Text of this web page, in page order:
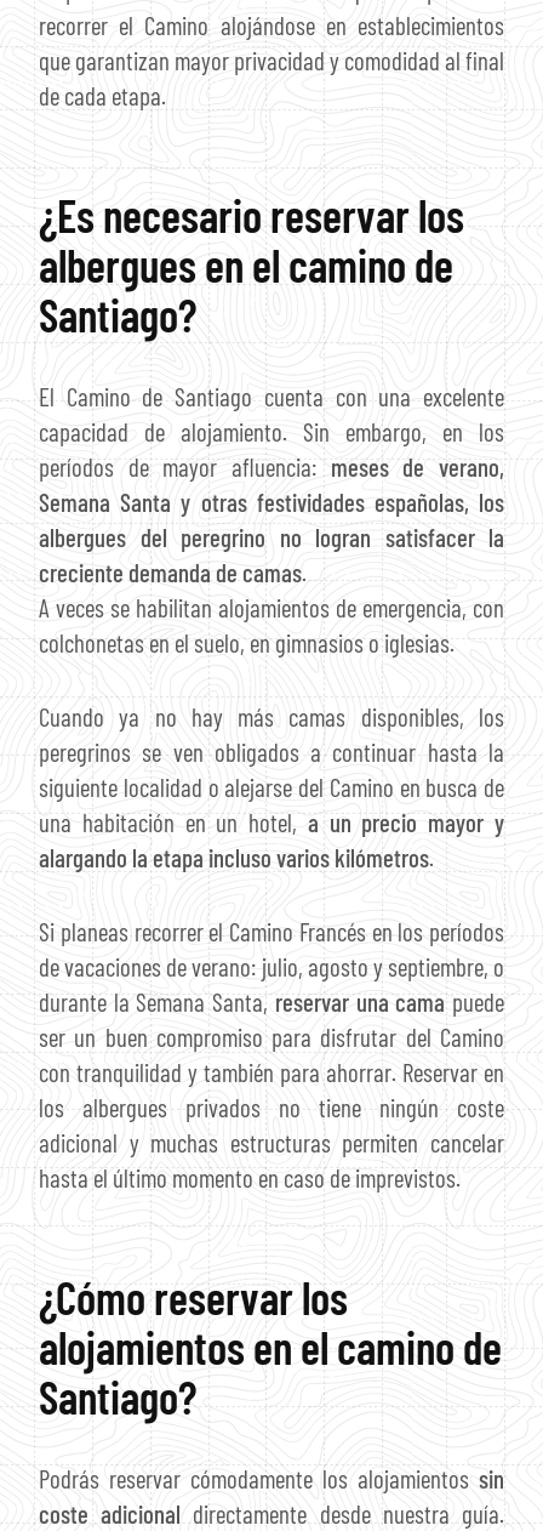
recorrer el Camino alojándose en establecimientos
que garantizan mayor privacidad y comodidad al final
de cada etapa.
¿Es necesario reservar los
albergues en el camino de
Santiago?
El Camino de Santiago cuenta con una excelente
capacidad de alojamiento. Sin embargo, en los
períodos de mayor afluencia:meses de verano,
Semana Santa y otras festividades españolas, los
albergues del peregrino no logran satisfacer la
creciente demanda de camas.
A veces se habilitan alojamientos de emergencia, con
colchonetas en el suelo, en gimnasios o iglesias.
Cuando ya no hay más camas disponibles, los
peregrinos se ven obligados a continuar hasta la
siguiente localidad o alejarse del Camino en busca de
una habitación en un hotel,a un precio mayor y
alargando la etapa incluso varios kilómetros.
Si planeas recorrer el Camino Francés en los períodos
de vacaciones de verano: julio, agosto y septiembre, o
durante la Semana Santa,reservar una camapuede
ser un buen compromiso para disfrutar del Camino
con tranquilidad y también para ahorrar. Reservar en
los albergues privados no tiene ningún coste
adicional y muchas estructuras permiten cancelar
hasta el último momento en caso de imprevistos.
¿Cómo reservar los
alojamientos en el camino de
Santiago?
Podrás reservar cómodamente los alojamientos sin
coste adicional directamente desde nuestra guía.